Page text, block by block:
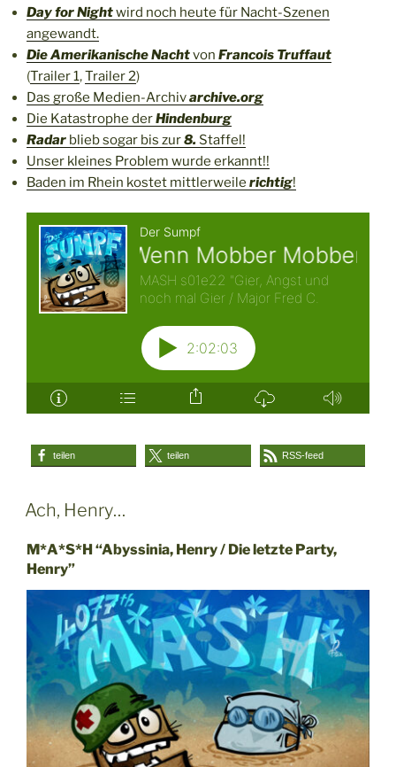
Day for Nightwird noch heute für Nacht-Szenen
angewandt.
Die Amerikanische Nachtvon Francois Truffaut
(Trailer 1,Trailer 2)
Das große Medien-Archivarchive.org
Die Katastrophe derHindenburg
Radar blieb sogar bis zur8. Staffel!
Unser kleines Problem wurde erkannt!!
Baden im Rhein kostet mittlerweile richtig!
teilen teilen RSS-feed
Ach, Henry…
M*A*S*H “Abyssinia, Henry / Die letzte Party,
Henry”